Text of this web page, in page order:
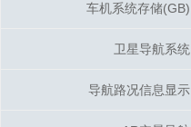
车机系统存储(GB)
卫星导航系统
导航路况信息显示
车机系统存储(GB)
卫星导航系统
导航路况信息显示